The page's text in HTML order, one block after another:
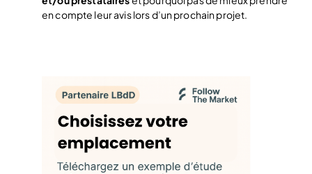
en compte leur avis lors d’un prochain projet.